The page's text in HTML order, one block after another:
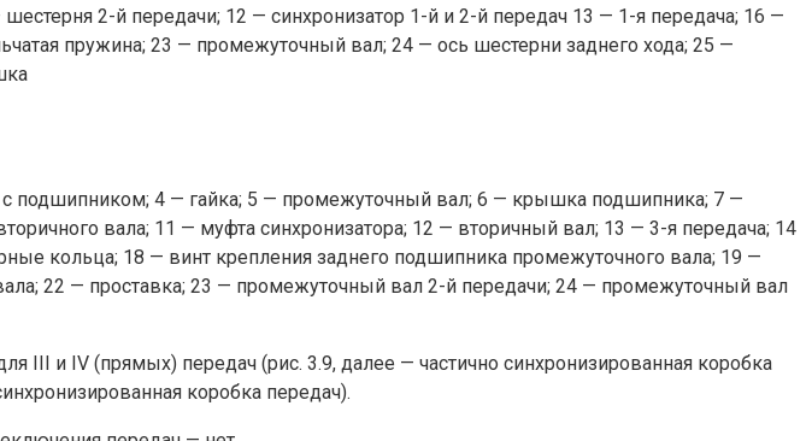
2-й передачи; 12 — синхронизатор 1-й и 2-й передач 13 — 1-я передача; 16 —
пружина; 23 — промежуточный вал; 24 — ось шестерни заднего хода; 25 —
подшипником; 4 — гайка; 5 — промежуточный вал; 6 — крышка подшипника; 7 —
вала; 11 — муфта синхронизатора; 12 — вторичный вал; 13 — 3-я передача; 14
кольца; 18 — винт крепления заднего подшипника промежуточного вала; 19 —
22 — проставка; 23 — промежуточный вал 2-й передачи; 24 — промежуточный вал
III и IV (прямых) передач (рис. 3.9, далее — частично синхронизированная коробка
коробка передач).